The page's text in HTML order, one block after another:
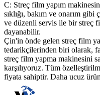
C: Streç film yapım
sıklığı, bakım ve onarım
ve düzenli servis ile bir streç
dayanabilir.
Çin'in önde gelen streç film
tedarikçilerinden biri olarak,
streç film yapma makinesini
karşılıyoruz. Tüm
fiyata sahiptir. Daha ucuz